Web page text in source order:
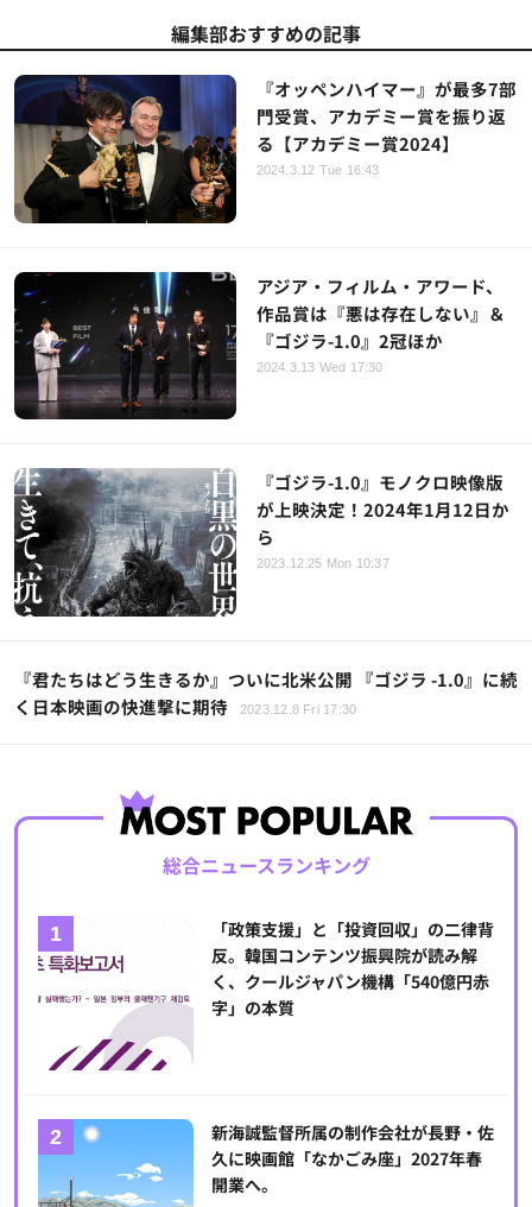
編集部おすすめの記事
『オッペンハイマー』が最多7部
門受賞、アカデミー賞を振り返
る【アカデミー賞2024】
2024.3.12 Tue 16:43
アジア・フィルム・アワード、
作品賞は『悪は存在しない』＆
『ゴジラ-1.0』2冠ほか
2024.3.13 Wed 17:30
『ゴジラ-1.0』モノクロ映像版
が上映決定！2024年1月12日か
ら
2023.12.25 Mon 10:37
『君たちはどう生きるか』ついに北米公開 『ゴジラ -1.0』に続
く日本映画の快進撃に期待
2023.12.8 Fri 17:30
総合ニュースランキング
「政策支援」と「投資回収」の二律背
反。韓国コンテンツ振興院が読み解
く、クールジャパン機構「540億円赤
字」の本質
新海誠監督所属の制作会社が長野・佐
久に映画館「なかごみ座」2027年春
開業へ。